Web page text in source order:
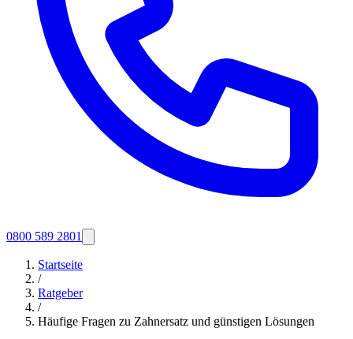
0800 589 2801
Startseite
/
Ratgeber
/
Häufige Fragen zu Zahnersatz und günstigen Lösungen